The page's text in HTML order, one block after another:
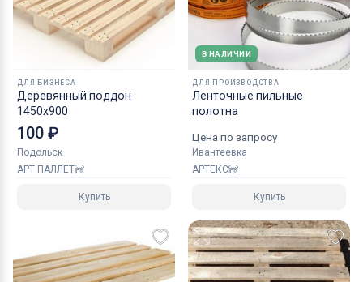
ДЛЯ БИЗНЕСА
Деревянный поддон
1450х900
100 ₽
Подольск
АРТ ПАЛЛЕТ
Купить
В НАЛИЧИИ
ДЛЯ ПРОИЗВОДСТВА
Ленточные пильные
полотна
Цена по запросу
Ивантеевка
АРТЕКС
Купить